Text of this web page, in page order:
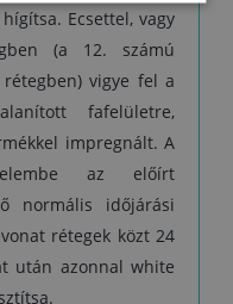
Ecsettel, vagy
(a 12. számú
vigye fel a
fafelületre,
impregnált. A
az előírt
normális időjárási
rétegek közt 24
után azonnal white